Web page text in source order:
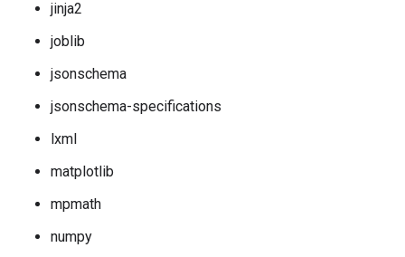
jinja2
joblib
jsonschema
jsonschema-specifications
lxml
matplotlib
mpmath
numpy